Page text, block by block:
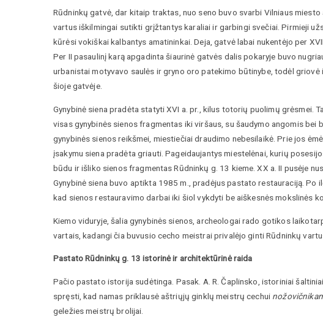
Rūdninkų gatvė, dar kitaip traktas, nuo seno buvo svarbi Vilniaus
vartus iškilmingai sutikti grįžtantys karaliai ir garbingi svečiai. Pirmieji
kūrėsi vokiškai kalbantys amatininkai. Deja, gatvė labai nukentėjo per
Per II pasaulinį karą apgadinta šiaurinė gatvės dalis pokaryje buvo
urbanistai motyvavo saulės ir gryno oro patekimo būtinybe, todėl
šioje gatvėje.
Gynybinė siena pradėta statyti XVI a. pr., kilus totorių puolimų grėsmei.
visas gynybinės sienos fragmentas iki viršaus, su šaudymo angomis
gynybinės sienos reikšmei, miestiečiai draudimo nebesilaikė. Prie jos
įsakymu siena pradėta griauti. Pageidaujantys miestelėnai, kurių
būdu ir išliko sienos fragmentas Rūdninkų g. 13 kieme. XX a. II pusėje
Gynybinė siena buvo aptikta 1985 m., pradėjus pastato restauraciją.
kad sienos restauravimo darbai iki šiol vykdyti be aiškesnės mokslinės
Kiemo viduryje, šalia gynybinės sienos, archeologai rado gotikos
vartais, kadangi čia buvusio cecho meistrai privalėjo ginti Rūdninkų
Pastato Rūdninkų g. 13 istorinė ir architektūrinė raida
Pačio pastato istorija sudėtinga. Pasak. A. R. Čaplinsko, istoriniai
spręsti, kad namas priklausė aštriųjų ginklų meistrų cechui
geležies meistrų brolijai.